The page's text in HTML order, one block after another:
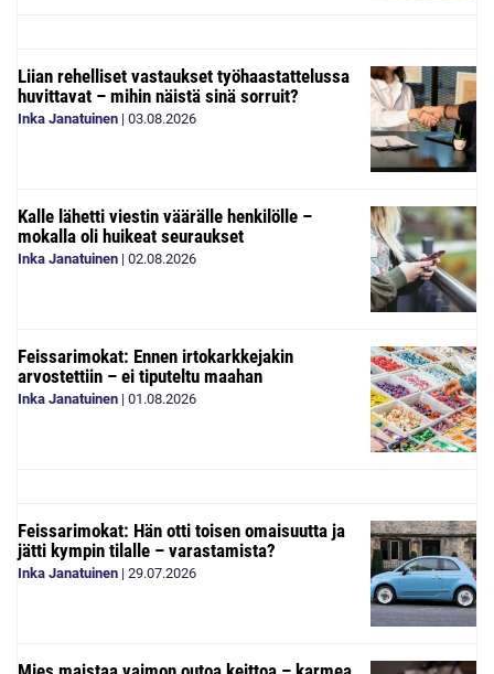
Liian rehelliset vastaukset työhaastattelussa
huvittavat – mihin näistä sinä sorruit?
Inka Janatuinen | 03.08.2026
Kalle lähetti viestin väärälle henkilölle –
mokalla oli huikeat seuraukset
Inka Janatuinen | 02.08.2026
Feissarimokat: Ennen irtokarkkejakin
arvostettiin – ei tiputeltu maahan
Inka Janatuinen | 01.08.2026
Feissarimokat: Hän otti toisen omaisuutta ja
jätti kympin tilalle – varastamista?
Inka Janatuinen | 29.07.2026